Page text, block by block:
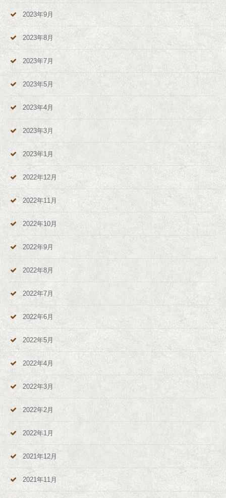
2023年9月
2023年8月
2023年7月
2023年5月
2023年4月
2023年3月
2023年1月
2022年12月
2022年11月
2022年10月
2022年9月
2022年8月
2022年7月
2022年6月
2022年5月
2022年4月
2022年3月
2022年2月
2022年1月
2021年12月
2021年11月